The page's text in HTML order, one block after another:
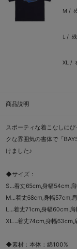
M /
L /
XL /
商品説明
スポーティな着こなしに
クな雰囲気の書体で「
けました♪
◆サイズ：
S...着丈65cm,身幅54cm,
M...着丈68cm,身幅57cm,
L...着丈71cm,身幅60cm,
XL...着丈74cm,身幅63cm,
◆素材：本体：綿100%